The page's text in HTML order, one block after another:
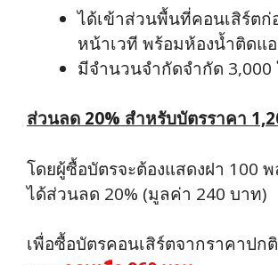
ได้เข้าส่วนพื้นที่คอนเสิร์ต
หน้าเวที พร้อมห้องน้ำติดแ
มีจำนวนจำกัดจำกัด 3,000
ส่วนลด 20% สำหรับบัตรราคา
โดยผู้ซื้อบัตรจะต้องแสดงฝา 100
ได้ส่วนลด 20% (มูลค่า 240 บาท)
เพื่อซื้อบัตรคอนเสิร์ตจากราคาปก